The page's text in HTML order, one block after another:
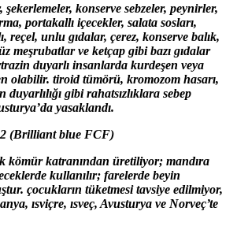
konserve sebzeler, peynirler,
portakallı içecekler, salata sosları,
reçel, unlu gıdalar, çerez, konserve balık,
meşrubatlar ve ketçap gibi bazı gıdalar
duyarlı insanlarda kurdeşen veya
olabilir. tiroid tümörü, kromozom hasarı,
gibi rahatsızlıklara sebep
yasaklandı.
(Brilliant blue FCF)
kömür katranından üretiliyor; mandıra
kullanılır; farelerde beyin
çocukların tüketmesi tavsiye edilmiyor,
ısviçre, ısveç, Avusturya ve Norveç’te